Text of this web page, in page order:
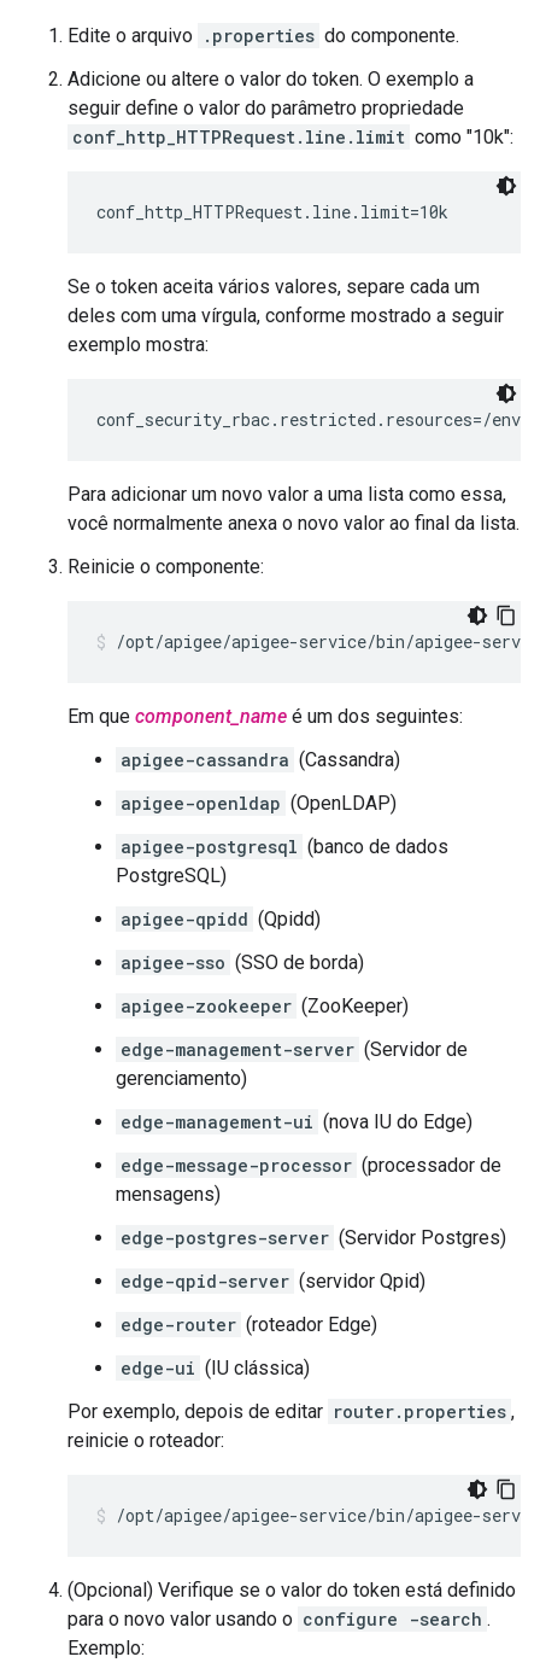
Edite o arquivo .properties do componente.
Adicione ou altere o valor do token. O exemplo a
seguir define o valor do parâmetro propriedade
conf_http_HTTPRequest.line.limit como "10k":
conf_http_HTTPRequest.line.limit=10k
Se o token aceita vários valores, separe cada um
deles com uma vírgula, conforme mostrado a seguir
exemplo mostra:
conf_security_rbac.restricted.resources=/
Para adicionar um novo valor a uma lista como essa,
você normalmente anexa o novo valor ao final da lista.
Reinicie o componente:
/opt/apigee/apigee-service/bin/apigee-
Em que component_name é um dos seguintes:
apigee-cassandra (Cassandra)
apigee-openldap (OpenLDAP)
apigee-postgresql (banco de dados
PostgreSQL)
apigee-qpidd (Qpidd)
apigee-sso (SSO de borda)
apigee-zookeeper (ZooKeeper)
edge-management-server (Servidor de
gerenciamento)
edge-management-ui (nova IU do Edge)
edge-message-processor (processador de
mensagens)
edge-postgres-server (Servidor Postgres)
edge-qpid-server (servidor Qpid)
edge-router (roteador Edge)
edge-ui (IU clássica)
Por exemplo, depois de editar router.properties ,
reinicie o roteador:
/opt/apigee/apigee-service/bin/apigee-
(Opcional) Verifique se o valor do token está definido
para o novo valor usando o configure -search .
Exemplo: